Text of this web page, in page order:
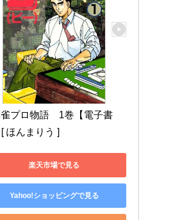
プロ物語　1巻【電子書
ほんまりう ]
楽天市場で見る
Yahoo!ショッピングで見る